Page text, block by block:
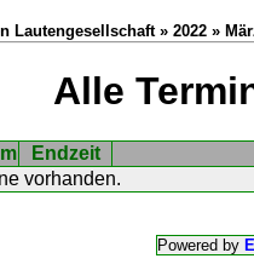
Lautengesellschaft » 2022 »
Alle
Endzeit
vorhanden.
Powered by